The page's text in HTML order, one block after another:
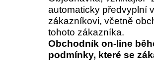
automaticky předvyplní
zákazníkovi, včetně
tohoto zákazníka.
Obchodník on-line
podmínky, které se